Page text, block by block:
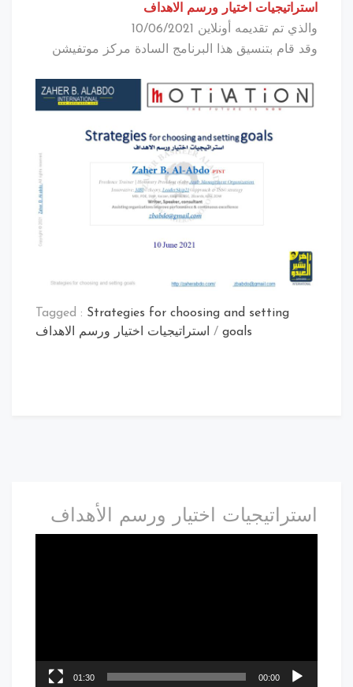
استراتيجيات اختيار ورسم الاهداف
والذي تم تقديمه أونلاين 10/06/2021
وقد قام بتنسيق هذا البرنامج السادة مركز موتفيشن
Tagged : Strategies for choosing and setting
goals
/ استراتيجيات اختيار ورسم الاهداف
استراتيجيات اختيار ورسم الأهداف
00:00
01:30